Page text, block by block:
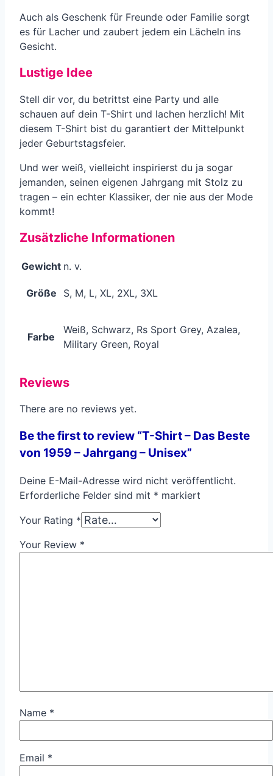
Auch als Geschenk für Freunde oder Familie sorgt
es für Lacher und zaubert jedem ein Lächeln ins
Gesicht.
Lustige Idee
Stell dir vor, du betrittst eine Party und alle
schauen auf dein T-Shirt und lachen herzlich! Mit
diesem T-Shirt bist du garantiert der Mittelpunkt
jeder Geburtstagsfeier.
Und wer weiß, vielleicht inspirierst du ja sogar
jemanden, seinen eigenen Jahrgang mit Stolz zu
tragen – ein echter Klassiker, der nie aus der Mode
kommt!
Zusätzliche Informationen
Gewicht n. v.
Größe S, M, L, XL, 2XL, 3XL
Farbe
Weiß, Schwarz, Rs Sport Grey, Azalea,
Military Green, Royal
Reviews
There are no reviews yet.
Be the first to review “T-Shirt – Das Beste
von 1959 – Jahrgang – Unisex”
Deine E-Mail-Adresse wird nicht veröffentlicht.
Erforderliche Felder sind mit * markiert
Your Rating *
Your Review *
Name *
Email *